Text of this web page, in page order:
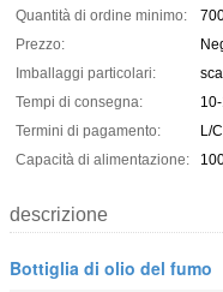
Quantità di ordine minimo:
Prezzo:
Imballaggi particolari:
Tempi di consegna:
Termini di pagamento:
L/
Capacità di alimentazione:
descrizione
Bottiglia di olio del fumo